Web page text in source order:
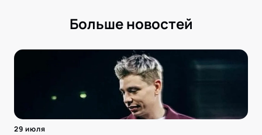
Больше новостей
29 июля